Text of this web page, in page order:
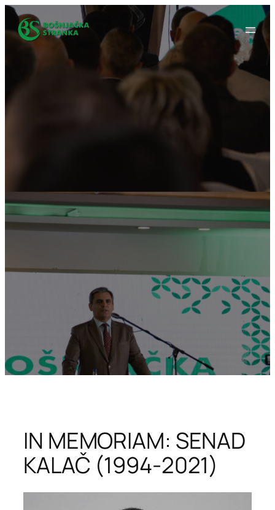
Idi
na
sadržaj
IN MEMORIAM: SENAD
KALAČ (1994-2021)